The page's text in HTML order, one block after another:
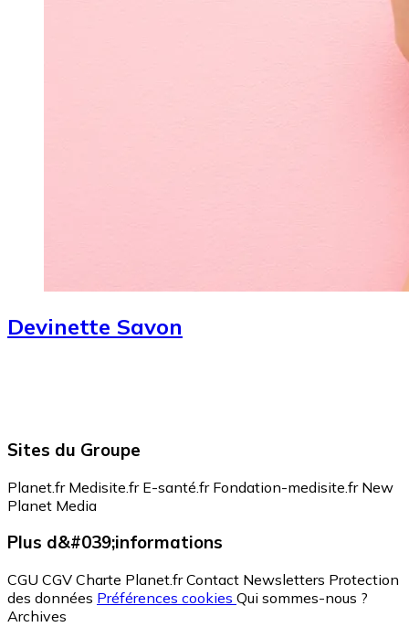
Devinette Savon
Sites du Groupe
Planet.fr Medisite.fr E-santé.fr Fondation-medisite.fr New
Planet Media
Plus d&#039;informations
CGU CGV Charte Planet.fr Contact Newsletters Protection
des données Préférences cookies Qui sommes-nous ?
Archives